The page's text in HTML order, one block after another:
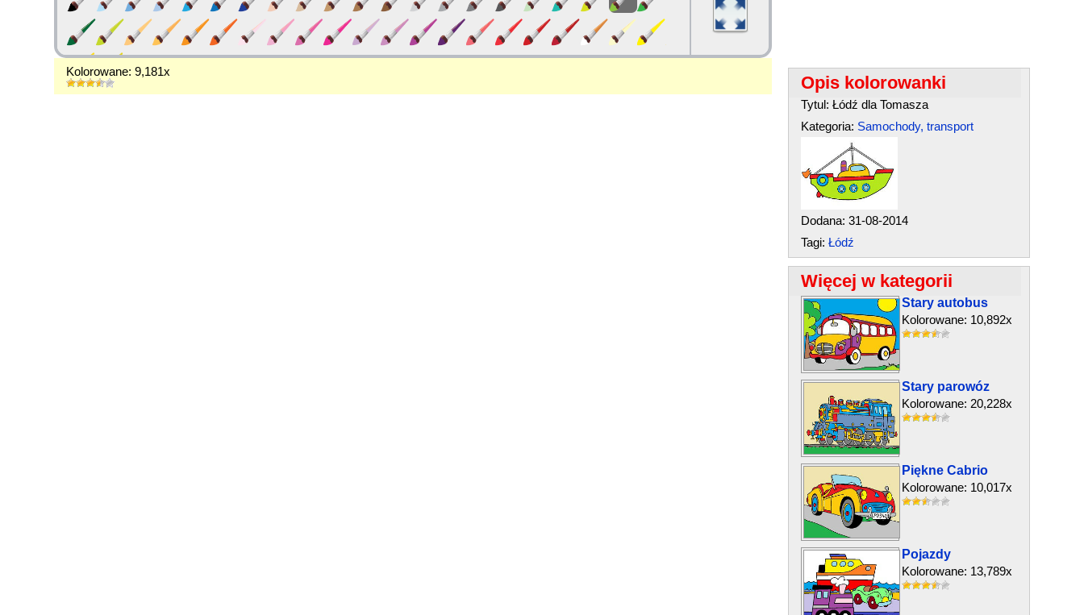
Kolorowane: 9,181x
Opis kolorowanki
Tytul: Łódź dla Tomasza
Kategoria: Samochody, transport
Dodana: 31-08-2014
Tagi: Łódź
Więcej w kategorii
Stary autobus
Kolorowane: 10,892x
Stary parowóz
Kolorowane: 20,228x
Piękne Cabrio
Kolorowane: 10,017x
Pojazdy
Kolorowane: 13,789x